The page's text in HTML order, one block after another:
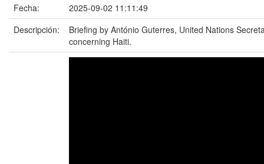
Fecha:
2025-09-02 11:11:49
Descripción:
Briefing by António Guterres, United Nations
concerning Haiti.